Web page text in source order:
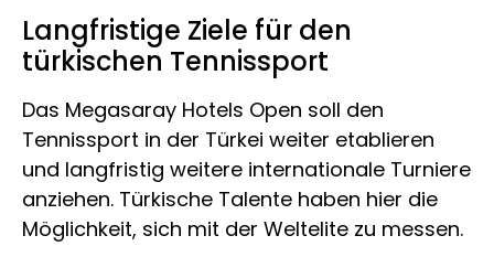
Langfristige Ziele für den
türkischen Tennissport
Das Megasaray Hotels Open soll den
Tennissport in der Türkei weiter etablieren
und langfristig weitere internationale Turniere
anziehen. Türkische Talente haben hier die
Möglichkeit, sich mit der Weltelite zu messen.